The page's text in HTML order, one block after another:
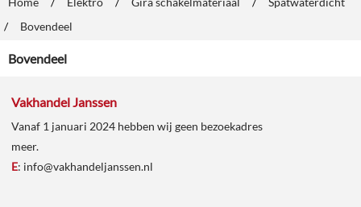
/
Bovendeel
Bovendeel
Vakhandel Janssen
Vanaf 1 januari 2024 hebben wij geen bezoekadres
meer.
E: info@vakhandeljanssen.nl